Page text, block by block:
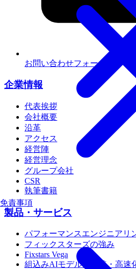
免責事項
お問い合わせフォーム
企業情報
代表挨拶
会社概要
沿革
アクセス
経営陣
経営理念
グループ会社
CSR
執筆書籍
製品・サービス
パフォーマンスエンジニアリ
フィックスターズの強み
Fixstars Vega
組込みAIモデルの移植・高速